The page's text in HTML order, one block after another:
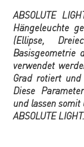
ABSOLUTE
Hängeleuchte
(Ellipse,
Basisgeometrie
verwendet
Grad rotiert
Diese
und lassen
ABSOLUTE LIGHT.